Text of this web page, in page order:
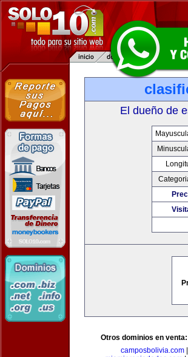
El dueño de
Otros dominios en venta:
camposbolivia.com|